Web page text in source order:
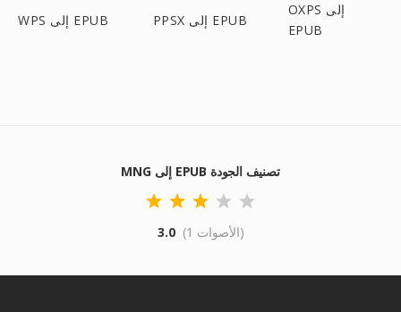
WPS إلى EPUB PPSX إلى EPUB
OXPS إلى
EPUB
MNG إلى EPUB تصنيف الجودة
3.0 (1 الأصوات)